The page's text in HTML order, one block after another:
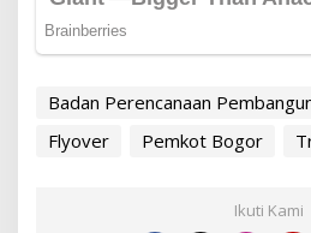
Badan Perencanaan
Flyover
Pemkot Bogor
Ikuti Kami